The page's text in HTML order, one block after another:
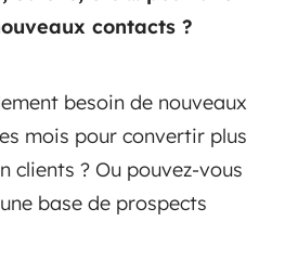
contacts ?
besoin de nouveaux
mois pour convertir plus
clients ? Ou pouvez-vous
base de prospects